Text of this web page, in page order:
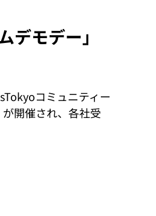
デモデー」
コミュニティー
が開催され、各社受